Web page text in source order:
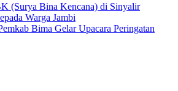
(Surya Bina Kencana) di Sinyalir
Warga Jambi
Bima Gelar Upacara Peringatan